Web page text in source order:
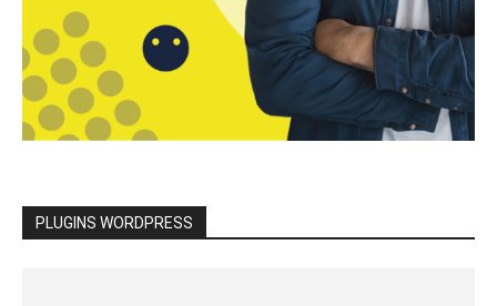
PLUGINS WORDPRESS